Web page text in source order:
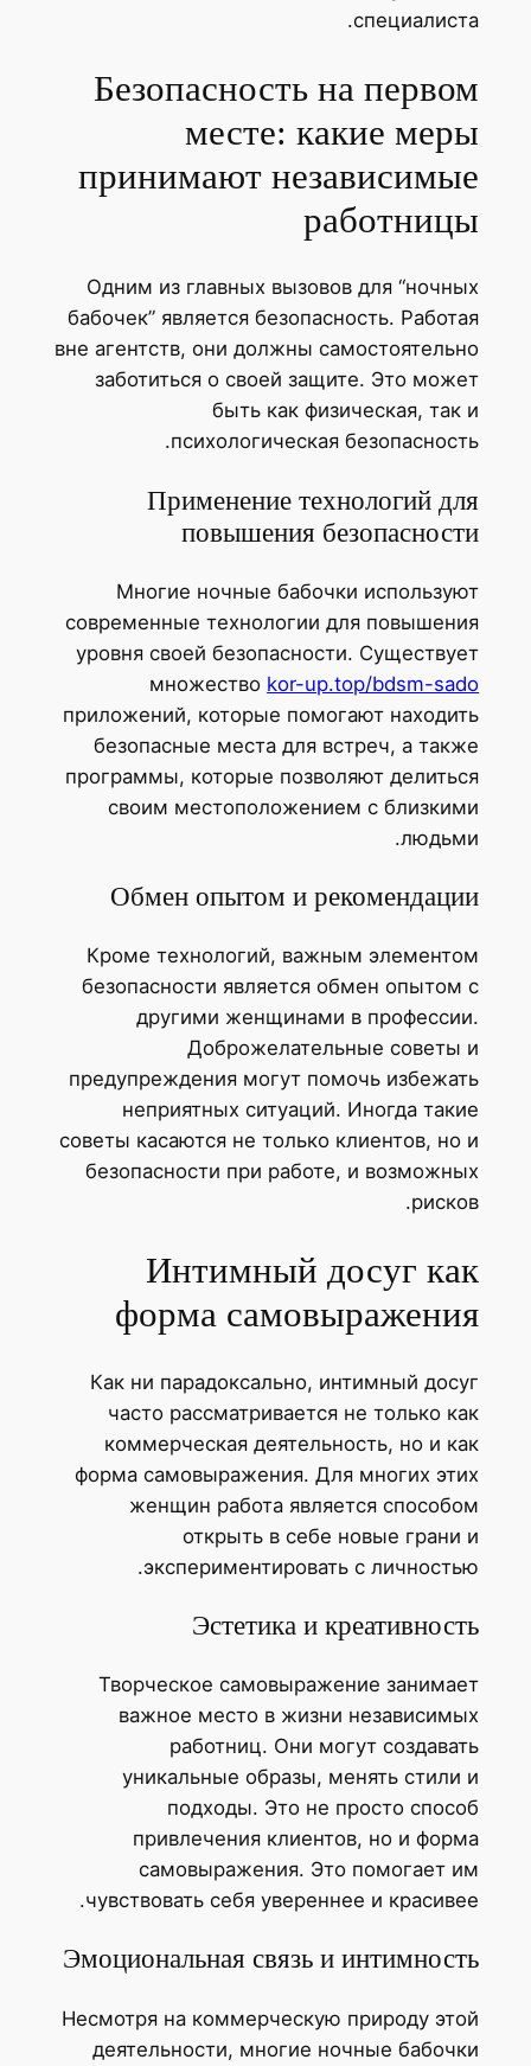
Безопасность на
месте: какие
принимают
Одним из главных вызовов для
бабочек” является безопасность.
вне агентств, они должны
заботиться о своей защите. Это
быть как физическая,
психологическая
Применение технологий
повышения
Многие ночные бабочки
современные технологии для
уровня своей безопасности.
множествоkor-up.top/bdsm-
приложений, которые помогают
безопасные места для встреч, а
программы, которые позволяют
своим местоположением с
Обмен опытом и
Кроме технологий, важным
безопасности является обмен опытом
другими женщинами в
Доброжелательные советы
предупреждения могут помочь
неприятных ситуаций. Иногда
советы касаются не только клиентов, но
безопасности при работе, и
Интимный досуг
форма
Как ни парадоксально, интимный
часто рассматривается не только
коммерческая деятельность, но и
форма самовыражения. Для многих
женщин работа является
открыть в себе новые грани
экспериментировать с
Эстетика и
Творческое самовыражение
важное место в жизни
работниц. Они могут
уникальные образы, менять стили
подходы. Это не просто
привлечения клиентов, но и
самовыражения. Это помогает
чувствовать себя увереннее и
Эмоциональная связь и
Несмотря на коммерческую природу
деятельности, многие ночные